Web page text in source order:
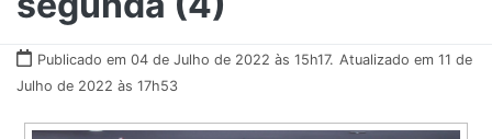
Publicado em 04 de Julho de 2022 às 15h17. Atualizado em 11 de
Julho de 2022 às 17h53